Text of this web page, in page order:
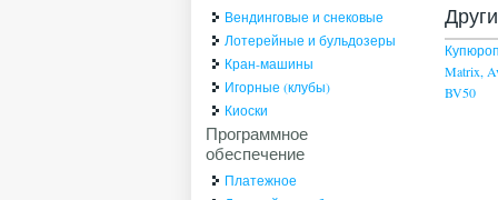
Matrix,
BV50
Вендинговые и снековые
Лотерейные и бульдозеры
Кран-машины
Игорные (клубы)
Киоски
Программное
обеспечение
Платежное